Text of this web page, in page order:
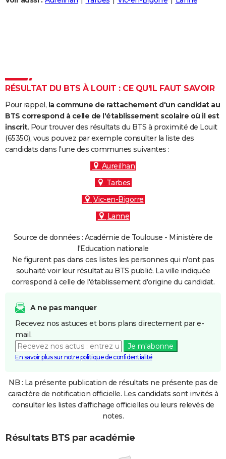
Carte de Noël
Carte Bonne année
Carte Saint-Valentin
Carte Pâques
Carte d'anniversaire
Dictionnaire
Biographies
Citations
Expressions
Proverbes
PROGRAMME TV
COPAINS D'AVANT
S'inscrire
Se connecter
Lycées
Collèges
Primaires
Universités
Entreprises
Service militaire
Avis de recherche
RÉSULTAT DU BTS À LOUIT : CE QU'IL FAUT SAVOIR
Pour rappel, la commune de rattachement d'un candidat au
BTS correspond à celle de l'établissement scolaire où il est
inscrit. Pour trouver des résultats du BTS à proximité de Louit
(65350), vous pouvez par exemple consulter la liste des
candidats dans l'une des communes suivantes :
Aureilhan
Tarbes
Vic-en-Bigorre
Lanne
Source de données : Académie de Toulouse - Ministère de
l'Education nationale
Ne figurent pas dans ces listes les personnes qui n'ont pas
souhaité voir leur résultat au BTS publié. La ville indiquée
correspond à celle de l'établissement d'origine du candidat.
A ne pas manquer
Recevez nos astuces et bons plans directement par e-
mail.
Je m'abonne
En savoir plus sur notre politique de confidentialité
NB : La présente publication de résultats ne présente pas de
caractère de notification officielle. Les candidats sont invités à
consulter les listes d'affichage officielles ou leurs relevés de
notes.
Résultats BTS par académie